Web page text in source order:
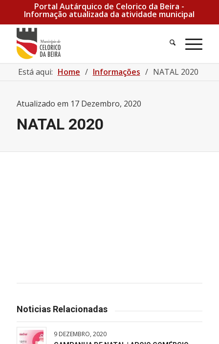
Portal Autárquico de Celorico da Beira -
Informação atualizada da atividade municipal
Pesquisa
Está aqui: Home / Informações / NATAL 2020
Atualizado em 17 Dezembro, 2020
NATAL 2020
Noticias Relacionadas
9 DEZEMBRO, 2020